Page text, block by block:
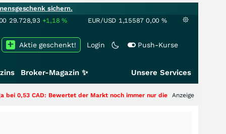
sichern.
29.728,93 +1,18% EUR/USD 1,15587 0,00 %
Login Push-Kurse
Aktie geschenkt!
Broker-Magazin ✨ Unsere Services
Bewertet der Markt noch immer nur die Hälfte der Story?+++
Anzeige